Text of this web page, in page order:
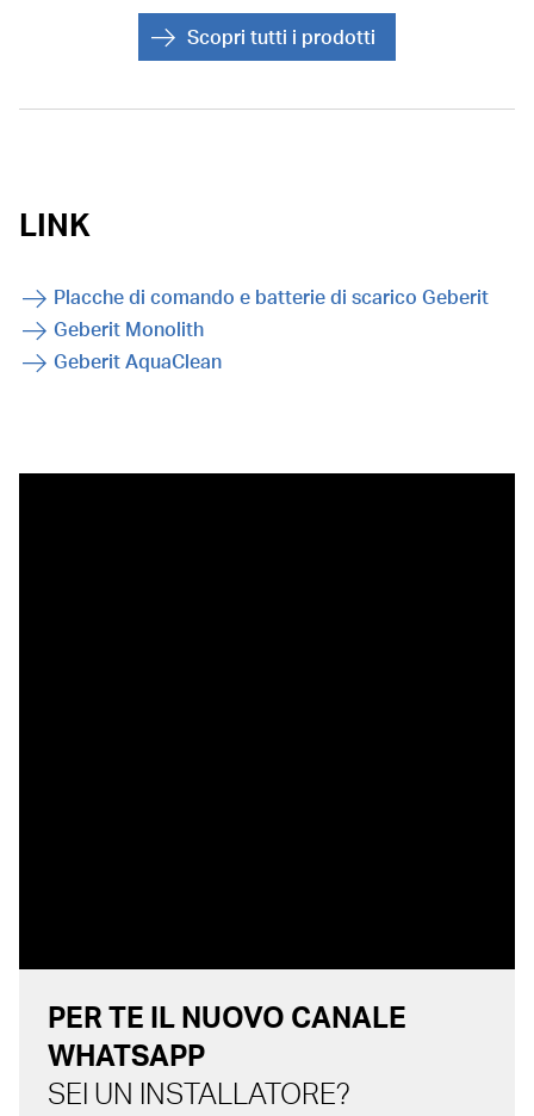
Scopri tutti i prodotti
LINK
Placche di comando e batterie di scarico Geberit
Geberit Monolith
Geberit AquaClean
PER TE IL NUOVO CANALE
WHATSAPP
SEI UN INSTALLATORE?